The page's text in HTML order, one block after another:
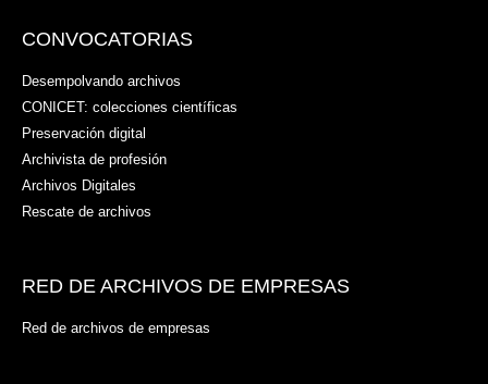
CONVOCATORIAS
Desempolvando archivos
CONICET: colecciones científicas
Preservación digital
Archivista de profesión
Archivos Digitales
Rescate de archivos
RED DE ARCHIVOS DE EMPRESAS
Red de archivos de empresas